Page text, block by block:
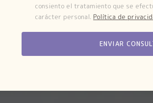
consiento el tratamiento que se
carácter personal. Política de